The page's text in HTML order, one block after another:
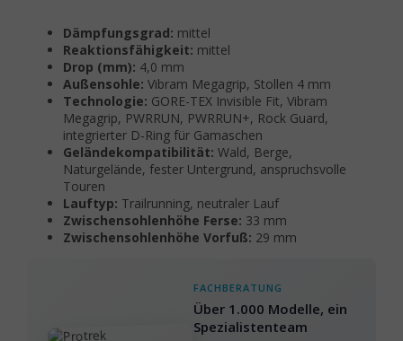
Dämpfungsgrad: mittel
Reaktionsfähigkeit: mittel
Drop (mm): 4,0 mm
Außensohle: Vibram Megagrip, Stollen 4 mm
Technologie: GORE-TEX Invisible Fit, Vibram
Megagrip, PWRRUN, PWRRUN+, Rock Guard,
integrierter D-Ring für Gamaschen
Geländekompatibilität: Wald, Berge,
Naturgelände, fester Untergrund, anspruchsvolle
Touren
Lauftyp: Trailrunning, neutraler Lauf
Zwischensohlenhöhe Ferse: 33 mm
Zwischensohlenhöhe Vorfuß: 29 mm
FACHBERATUNG
Über 1.000 Modelle, ein
Spezialistenteam